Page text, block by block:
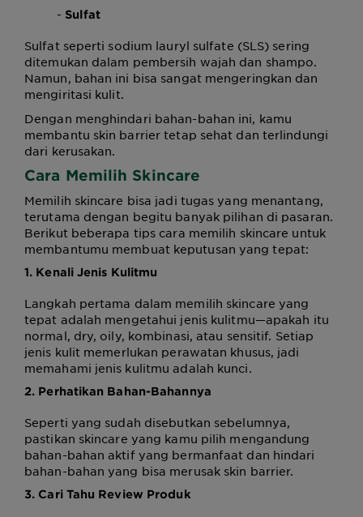
- Sulfat
Sulfat seperti sodium lauryl sulfate (SLS) sering
ditemukan dalam pembersih wajah dan shampo.
Namun, bahan ini bisa sangat mengeringkan dan
mengiritasi kulit.
Dengan menghindari bahan-bahan ini, kamu
membantu skin barrier tetap sehat dan terlindungi
dari kerusakan.
Cara Memilih Skincare
Memilih skincare bisa jadi tugas yang menantang,
terutama dengan begitu banyak pilihan di pasaran.
Berikut beberapa tips cara memilih skincare untuk
membantumu membuat keputusan yang tepat:
1. Kenali Jenis Kulitmu
Langkah pertama dalam memilih skincare yang
tepat adalah mengetahui jenis kulitmu—apakah itu
normal, dry, oily, kombinasi, atau sensitif. Setiap
jenis kulit memerlukan perawatan khusus, jadi
memahami jenis kulitmu adalah kunci.
2. Perhatikan Bahan-Bahannya
Seperti yang sudah disebutkan sebelumnya,
pastikan skincare yang kamu pilih mengandung
bahan-bahan aktif yang bermanfaat dan hindari
bahan-bahan yang bisa merusak skin barrier.
3. Cari Tahu Review Produk